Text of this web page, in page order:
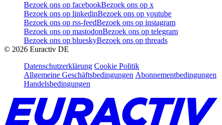
Bezoek ons op facebookBezoek ons op x
Bezoek ons op linkedinBezoek ons op youtube
Bezoek ons op rss-feedBezoek ons op instagram
Bezoek ons op mastodonBezoek ons op telegram
Bezoek ons op blueskyBezoek ons op threads
© 2026 Euractiv DE
Datenschutzerklärung Cookie Politik
Allgemeine Geschäftsbedingungen Abonnementbedingungen
Handelsbedingungen